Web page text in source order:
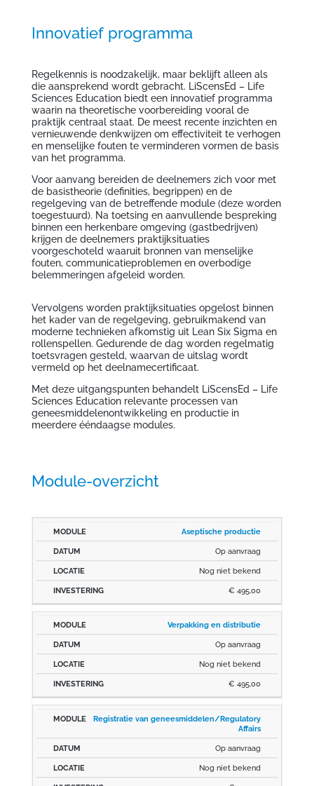
Innovatief programma
Regelkennis is noodzakelijk, maar beklijft alleen als
die aansprekend wordt gebracht. LiScensEd – Life
Sciences Education biedt een innovatief programma
waarin na theoretische voorbereiding vooral de
praktijk centraal staat. De meest recente inzichten en
vernieuwende denkwijzen om effectiviteit te verhogen
en menselijke fouten te verminderen vormen de basis
van het programma.
Voor aanvang bereiden de deelnemers zich voor met
de basistheorie (definities, begrippen) en de
regelgeving van de betreffende module (deze worden
toegestuurd). Na toetsing en aanvullende bespreking
binnen een herkenbare omgeving (gastbedrijven)
krijgen de deelnemers praktijksituaties
voorgeschoteld waaruit bronnen van menselijke
fouten, communicatieproblemen en overbodige
belemmeringen afgeleid worden.
Vervolgens worden praktijksituaties opgelost binnen
het kader van de regelgeving, gebruikmakend van
moderne technieken afkomstig uit Lean Six Sigma en
rollenspellen. Gedurende de dag worden regelmatig
toetsvragen gesteld, waarvan de uitslag wordt
vermeld op het deelnamecertificaat.
Met deze uitgangspunten behandelt LiScensEd – Life
Sciences Education relevante processen van
geneesmiddelenontwikkeling en productie in
meerdere ééndaagse modules.
Module-overzicht
MODULE LOCATIE
Aseptische productie
Op aanvraag
Nog niet bekend
€ 495,00
Verpakking en distributie
Op aanvraag
Nog niet bekend
€ 495,00
Registratie van geneesmiddelen/Regulatory
Affairs
Op aanvraag
Nog niet bekend